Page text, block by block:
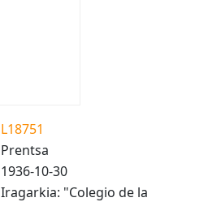
L18751
Prentsa
1936-10-30
Iragarkia: "Colegio de la